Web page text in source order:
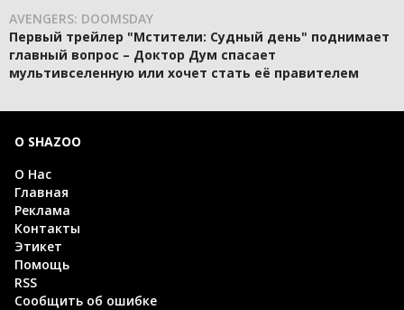
AVENGERS: DOOMSDAY
Первый трейлер "Мстители: Судный день" поднимает
главный вопрос – Доктор Дум спасает
мультивселенную или хочет стать её правителем
О SHAZOO
О Нас
Главная
Реклама
Контакты
Этикет
Помощь
RSS
Сообщить об ошибке